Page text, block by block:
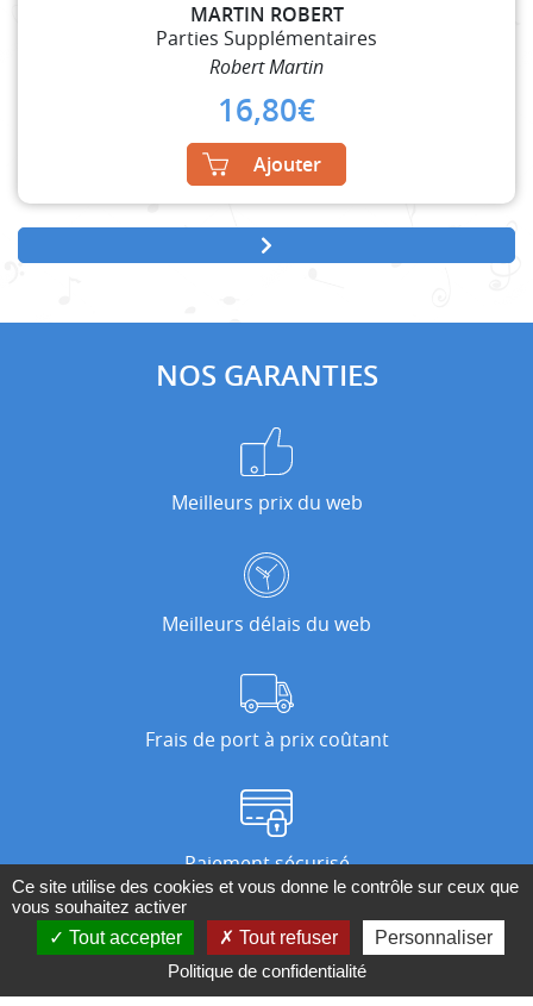
MARTIN ROBERT
Parties Supplémentaires
Robert Martin
16,80€
Ajouter
NOS GARANTIES
Meilleurs prix du web
Meilleurs délais du web
Frais de port à prix coûtant
Paiement sécurisé
Nos magasins
Ce site utilise des cookies et vous donne le contrôle sur ceux que
vous souhaitez activer
Tout accepter
Tout refuser
Personnaliser
Politique de confidentialité